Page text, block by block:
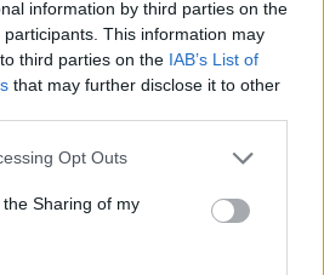
information by third parties on the
participants. This information may
third parties on the IAB’s List of
that may further disclose it to other
Opt Outs
Sharing of my
a gaudir de les Festes Majors
juliol de 2026